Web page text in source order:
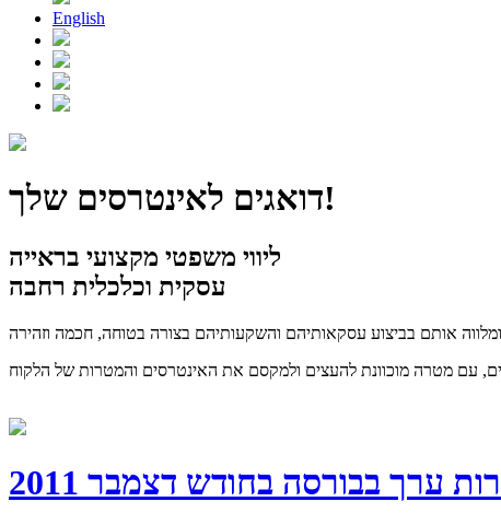
English
דואגים לאינטרסים שלך!
ליווי משפטי מקצועי בראייה
עסקית וכלכלית רחבה
ערך בבורסה בחודש דצמבר 2011